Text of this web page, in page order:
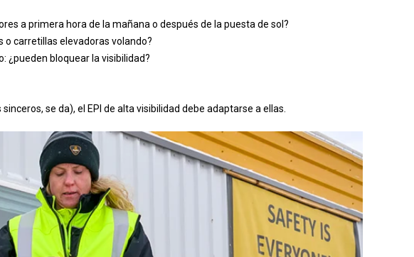
a primera hora de la mañana o después de la puesta de sol?
o carretillas elevadoras volando?
¿pueden bloquear la visibilidad?
se da), el EPI de alta visibilidad debe adaptarse a ellas.